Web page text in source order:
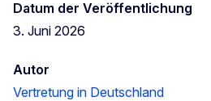
Datum der Veröffentlichung
3. Juni 2026
Autor
Vertretung in Deutschland